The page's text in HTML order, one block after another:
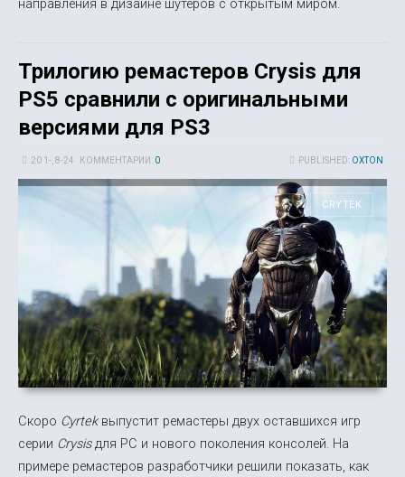
направления в дизайне шутеров с открытым миром.
Трилогию ремастеров Crysis для
PS5 сравнили с оригинальными
версиями для PS3
PUBLISHED: OXTON
20 1-, 8-24 КОММЕНТАРИИ: 0
CRYTEK
Скоро Cyrtekвыпустит ремастеры двух оставшихся игр
серии Crysisдля PC и нового поколения консолей. На
примере ремастеров разработчики решили показать, как